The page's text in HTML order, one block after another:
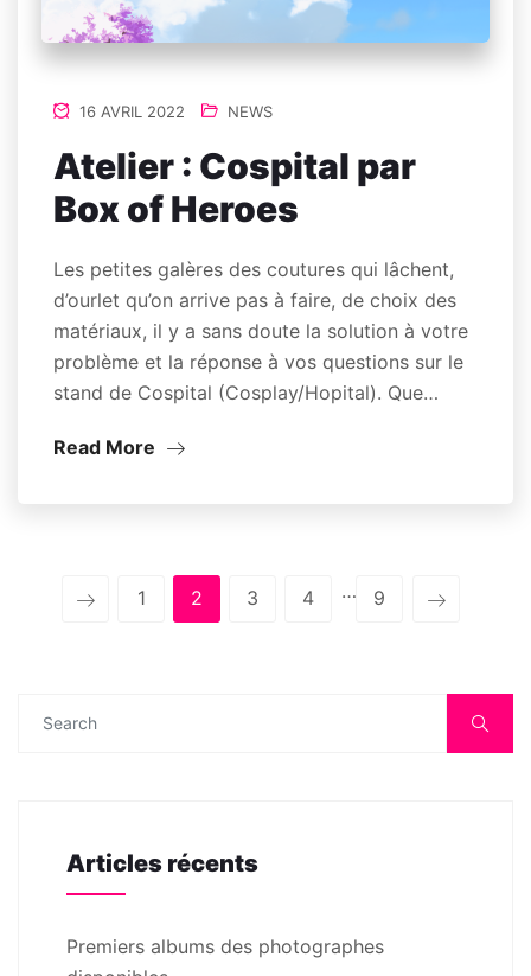
16 AVRIL 2022 NEWS
Atelier : Cospital par
Box of Heroes
Les petites galères des coutures qui lâchent,
d’ourlet qu’on arrive pas à faire, de choix des
matériaux, il y a sans doute la solution à votre
problème et la réponse à vos questions sur le
stand de Cospital (Cosplay/Hopital). Que…
Read More
1 2 3 4 … 9
Articles récents
Premiers albums des photographes